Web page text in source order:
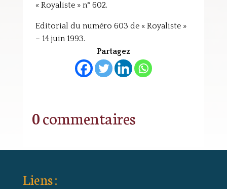
« Royaliste » n° 602.
Editorial du numéro 603 de « Royaliste »
– 14 juin 1993.
Partagez
0 commentaires
Liens :